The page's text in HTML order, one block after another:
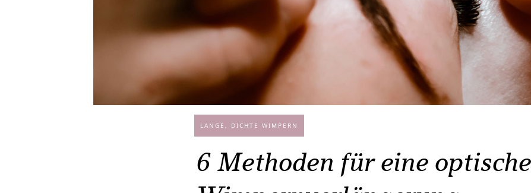
LANGE, DICHTE WIMPERN
6 Methoden für eine optische